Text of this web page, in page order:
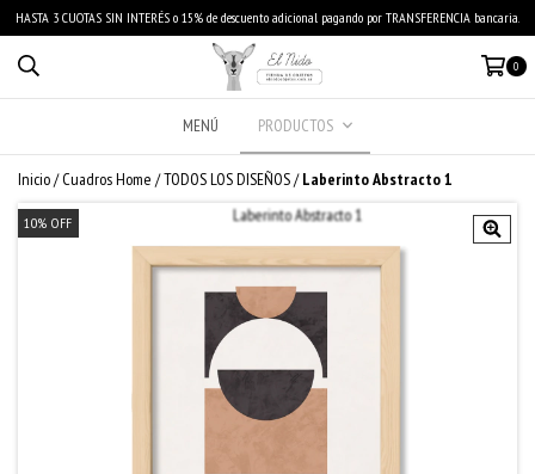
HASTA 3 CUOTAS SIN INTERÉS o 15% de descuento adicional pagando por TRANSFERENCIA bancaria.
0
MENÚ PRODUCTOS
Inicio/ Cuadros Home /TODOS LOS DISEÑOS/ Laberinto Abstracto 1
10% OFF